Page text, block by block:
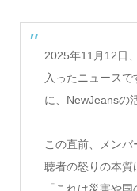
2025年11月12日
入ったニュース
に、NewJeansの
この直前、メン
聴者の怒りの本質